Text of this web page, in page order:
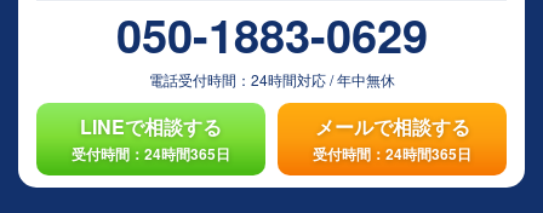
050-1883-0629
電話受付時間： 24時間対応/年中無休
LINEで相談する
受付時間：24時間365日
メールで相談する
受付時間：24時間365日